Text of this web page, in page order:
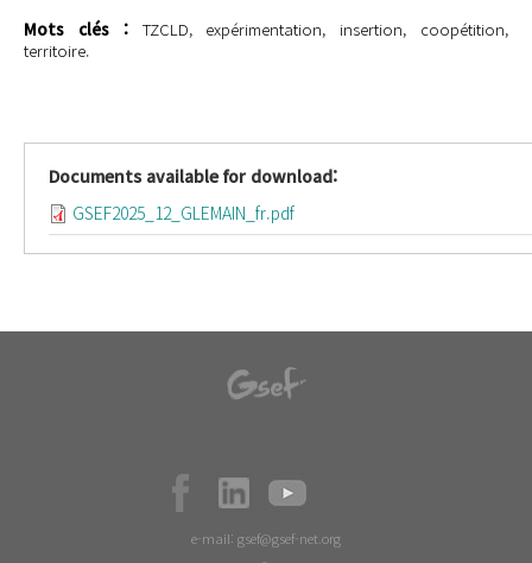
Mots clés :TZCLD, expérimentation, insertion, coopétition,
territoire.
Documents available for download:
GSEF2025_12_GLEMAIN_fr.pdf
e-mail: gsef@gsef-net.org